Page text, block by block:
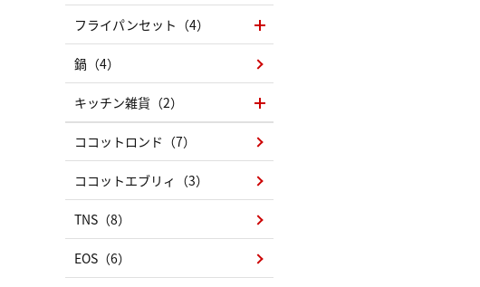
フライパンセット（4）
鍋（4）
キッチン雑貨（2）
ココットロンド（7）
ココットエブリィ（3）
TNS（8）
EOS（6）